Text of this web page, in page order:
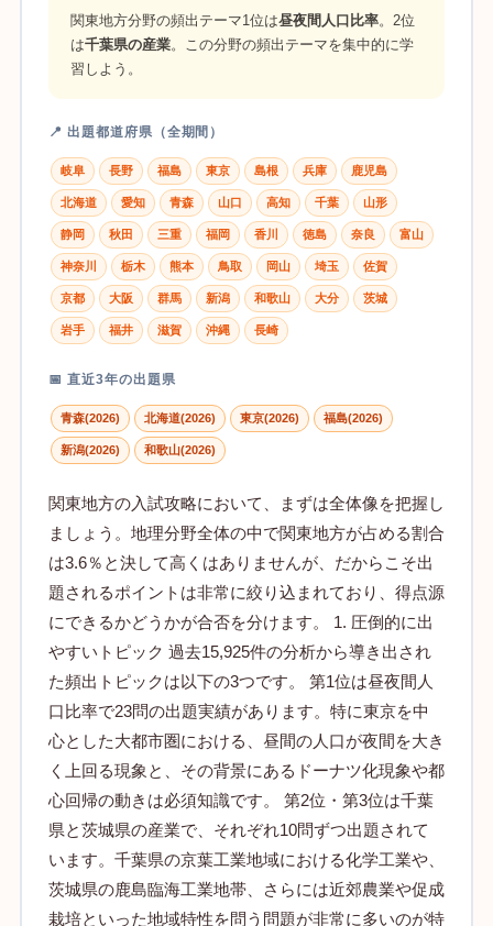
関東地方分野の頻出テーマ1位は昼夜間人口比率。2位
は千葉県の産業。この分野の頻出テーマを集中的に学
習しよう。
📍 出題都道府県（全期間）
岐阜 長野 福島 東京 島根 兵庫 鹿児島
北海道 愛知 青森 山口 高知 千葉 山形
静岡 秋田 三重 福岡 香川 徳島 奈良 富山
神奈川 栃木 熊本 鳥取 岡山 埼玉 佐賀
京都 大阪 群馬 新潟 和歌山 大分 茨城
岩手 福井 滋賀 沖縄 長崎
📅 直近3年の出題県
青森(2026) 北海道(2026) 東京(2026) 福島(2026)
新潟(2026) 和歌山(2026)
関東地方の入試攻略において、まずは全体像を把握し
ましょう。地理分野全体の中で関東地方が占める割合
は3.6％と決して高くはありませんが、だからこそ出
題されるポイントは非常に絞り込まれており、得点源
にできるかどうかが合否を分けます。 1. 圧倒的に出
やすいトピック 過去15,925件の分析から導き出され
た頻出トピックは以下の3つです。 第1位は昼夜間人
口比率で23問の出題実績があります。特に東京を中
心とした大都市圏における、昼間の人口が夜間を大き
く上回る現象と、その背景にあるドーナツ化現象や都
心回帰の動きは必須知識です。 第2位・第3位は千葉
県と茨城県の産業で、それぞれ10問ずつ出題されて
います。千葉県の京葉工業地域における化学工業や、
茨城県の鹿島臨海工業地帯、さらには近郊農業や促成
栽培といった地域特性を問う問題が非常に多いのが特